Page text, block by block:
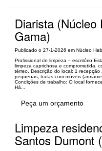
Diarista
Gama)
Publicado o 27-1-2026 em Núcleo
Profissional de limpeza – escritório
limpeza caprichosa e comprometida,
térreo. Descrição do local: 1
pequenas, todas com móveis
Condições de trabalho: O local
Há...
Peça um orçamento
Limpeza
Santos Dumont